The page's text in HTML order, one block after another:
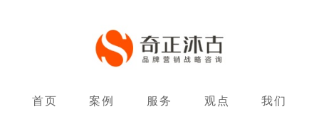
首页 案例 服务 观点 我们